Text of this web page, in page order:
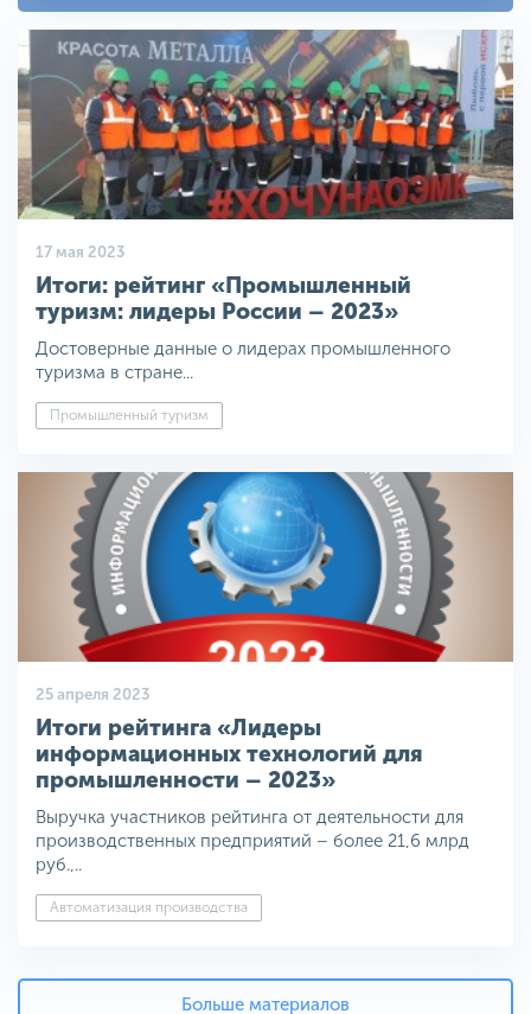
17 мая 2023
Итоги: рейтинг «Промышленный
туризм: лидеры России – 2023»
Достоверные данные о лидерах промышленного
туризма в стране...
Промышленный туризм
25 апреля 2023
Итоги рейтинга «Лидеры
информационных технологий для
промышленности – 2023»
Выручка участников рейтинга от деятельности для
производственных предприятий – более 21,6 млрд
руб.,..
Автоматизация производства
Больше материалов